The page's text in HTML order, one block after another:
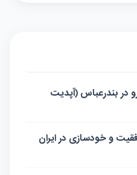
در بندرعباس (آپدیت
و خودسازی در ایران